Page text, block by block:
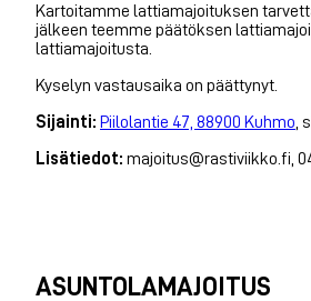
Kartoitamme lattiamajoituksen
jälkeen teemme päätöksen
lattiamajoitusta.
Kyselyn vastausaika on päättynyt.
Sijainti: Piilolantie 47, 88900 Kuhmo ,
Lisätiedot: majoitus@rastiviikko.fi,
ASUNTOLAMAJOITUS